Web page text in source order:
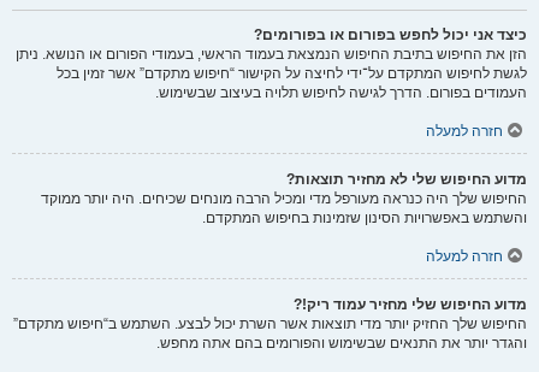
כיצד אני יכול לחפש בפורום או בפורומים?
הזן את החיפוש בתיבת החיפוש הנמצאת בעמוד הראשי, בעמודי הפורום או הנושא. ניתן
לגשת לחיפוש המתקדם על־ידי לחיצה על הקישור “חיפוש מתקדם” אשר זמין בכל
העמודים בפורום. הדרך לגישה לחיפוש תלויה בעיצוב שבשימוש.
חזרה למעלה
מדוע החיפוש שלי לא מחזיר תוצאות?
החיפוש שלך היה כנראה מעורפל מדי ומכיל הרבה מונחים שכיחים. היה יותר ממוקד
והשתמש באפשרויות הסינון שזמינות בחיפוש המתקדם.
חזרה למעלה
מדוע החיפוש שלי מחזיר עמוד ריק!?
החיפוש שלך החזיק יותר מדי תוצאות אשר השרת יכול לבצע. השתמש ב“חיפוש מתקדם”
והגדר יותר את התנאים שבשימוש והפורומים בהם אתה מחפש.